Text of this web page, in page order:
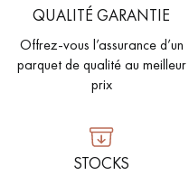
QUALITÉ GARANTIE
Offrez-vous l’assurance d’un
parquet de qualité au meilleur
prix
STOCKS